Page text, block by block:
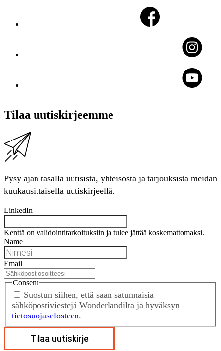
Tilaa uutiskirjeemme
Pysy ajan tasalla uutisista, yhteisöstä ja tarjouksista meidän
kuukausittaisella uutiskirjeellä.
LinkedIn
Kenttä on validointitarkoituksiin ja tulee jättää koskemattomaksi.
Name
Email
Consent
Suostun siihen, että saan satunnaisia
sähköpostiviestejä Wonderlandilta ja hyväksyn
tietosuojaselosteen.